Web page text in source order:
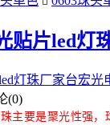
贴片led灯
灯珠厂家台宏光
(0)
主要是聚光性强